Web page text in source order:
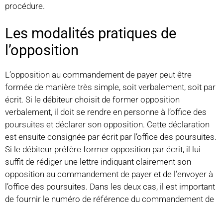
procédure.
Les modalités pratiques de
l’opposition
L’opposition au commandement de payer peut être
formée de manière très simple, soit verbalement, soit par
écrit. Si le débiteur choisit de former opposition
verbalement, il doit se rendre en personne à l’office des
poursuites et déclarer son opposition. Cette déclaration
est ensuite consignée par écrit par l’office des poursuites.
Si le débiteur préfère former opposition par écrit, il lui
suffit de rédiger une lettre indiquant clairement son
opposition au commandement de payer et de l’envoyer à
l’office des poursuites. Dans les deux cas, il est important
de fournir le numéro de référence du commandement de